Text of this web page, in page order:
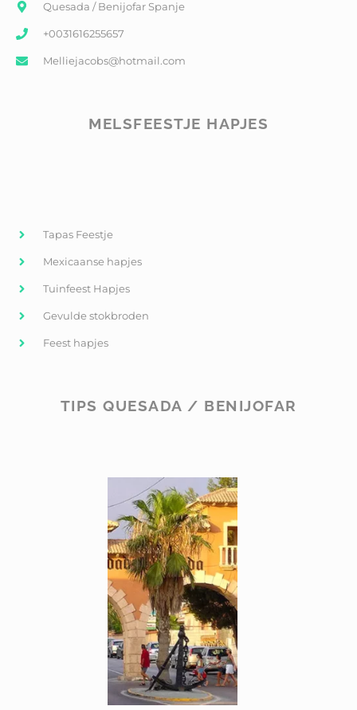
Quesada / Benijofar Spanje
+0031616255657
Melliejacobs@hotmail.com
MELSFEESTJE HAPJES
Tapas Feestje
Mexicaanse hapjes
Tuinfeest Hapjes
Gevulde stokbroden
Feest hapjes
TIPS QUESADA / BENIJOFAR